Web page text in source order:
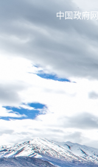
中国政府网